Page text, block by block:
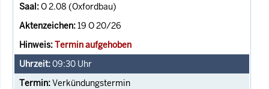
O 2.08 (Oxfordbau)
19 O 20/26
Termin aufgehoben
09:30 Uhr
Verkündungstermin